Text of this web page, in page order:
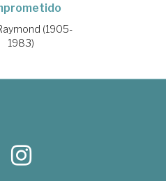
(1905-
1983)